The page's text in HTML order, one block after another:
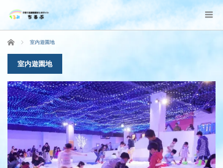
ホーム 室内遊園地
室内遊園地